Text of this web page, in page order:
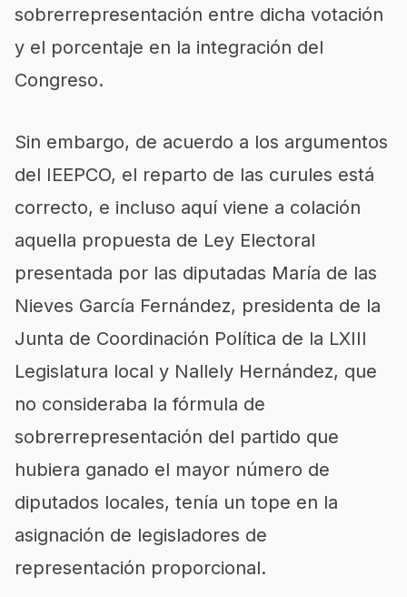
sobrerrepresentación entre dicha votación
y el porcentaje en la integración del
Congreso.
Sin embargo, de acuerdo a los argumentos
del IEEPCO, el reparto de las curules está
correcto, e incluso aquí viene a colación
aquella propuesta de Ley Electoral
presentada por las diputadas María de las
Nieves García Fernández, presidenta de la
Junta de Coordinación Política de la LXIII
Legislatura local y Nallely Hernández, que
no consideraba la fórmula de
sobrerrepresentación del partido que
hubiera ganado el mayor número de
diputados locales, tenía un tope en la
asignación de legisladores de
representación proporcional.